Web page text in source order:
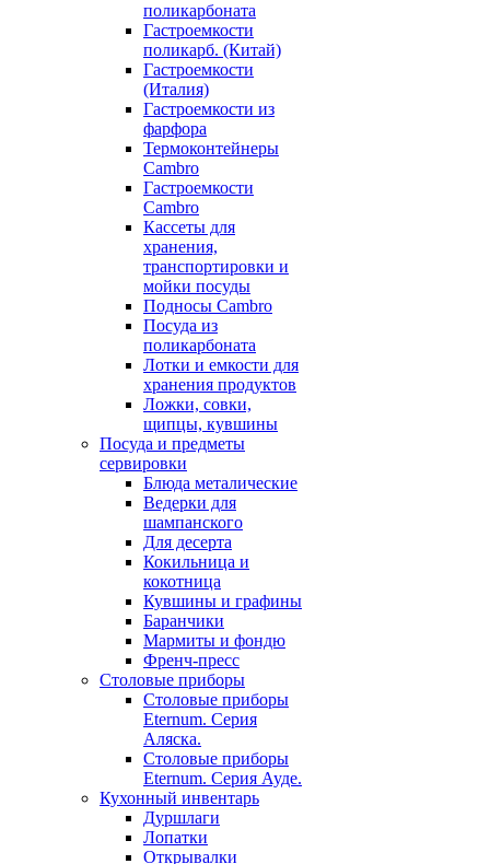
поликарбоната
Гастроемкости
поликарб. (Китай)
Гастроемкости
(Италия)
Гастроемкости из
фарфора
Термоконтейнеры
Cambro
Гастроемкости
Cambro
Кассеты для
хранения,
транспортировки и
мойки посуды
Подносы Cambro
Посуда из
поликарбоната
Лотки и емкости для
хранения продуктов
Ложки, совки,
щипцы, кувшины
Посуда и предметы
сервировки
Блюда металические
Ведерки для
шампанского
Для десерта
Кокильница и
кокотница
Кувшины и графины
Баранчики
Мармиты и фондю
Френч-пресс
Столовые приборы
Столовые приборы
Eternum. Серия
Аляска.
Столовые приборы
Eternum. Серия Ауде.
Кухонный инвентарь
Дуршлаги
Лопатки
Открывалки